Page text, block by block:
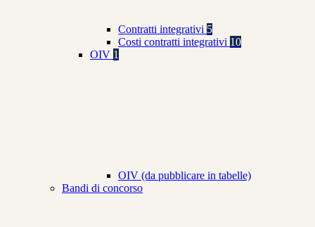
Contratti integrativi 5
Costi contratti integrativi 10
OIV 1
OIV (da pubblicare in tabelle)
Bandi di concorso